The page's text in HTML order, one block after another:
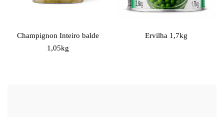
Champignon Inteiro balde
1,05kg
Ervilha 1,7kg